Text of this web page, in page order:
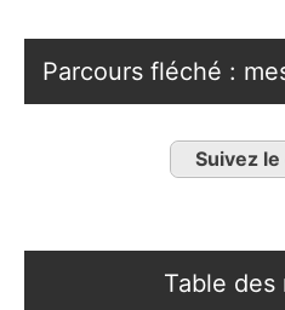
Parcours fléché :
Suivez
Table des